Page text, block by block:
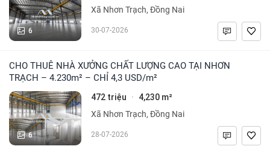
6
Xã Nhơn Trạch, Đồng Nai
30-07-2026
CHO THUÊ NHÀ XƯỞNG CHẤT LƯỢNG CAO TẠI NHƠN
TRẠCH – 4.230m² – CHỈ 4,3 USD/m²
6
472 triệu · 4,230 m²
Xã Nhơn Trạch, Đồng Nai
28-07-2026